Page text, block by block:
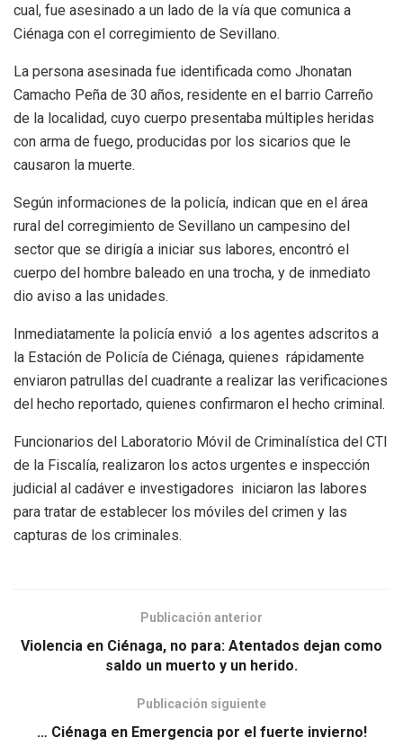
cual, fue asesinado a un lado de la vía que comunica a
Ciénaga con el corregimiento de Sevillano.
La persona asesinada fue identificada como Jhonatan
Camacho Peña de 30 años, residente en el barrio Carreño
de la localidad, cuyo cuerpo presentaba múltiples heridas
con arma de fuego, producidas por los sicarios que le
causaron la muerte.
Según informaciones de la policía, indican que en el área
rural del corregimiento de Sevillano un campesino del
sector que se dirigía a iniciar sus labores, encontró el
cuerpo del hombre baleado en una trocha, y de inmediato
dio aviso a las unidades.
Inmediatamente la policía envió a los agentes adscritos a
la Estación de Policía de Ciénaga, quienes rápidamente
enviaron patrullas del cuadrante a realizar las verificaciones
del hecho reportado, quienes confirmaron el hecho criminal.
Funcionarios del Laboratorio Móvil de Criminalística del CTI
de la Fiscalía, realizaron los actos urgentes e inspección
judicial al cadáver e investigadores iniciaron las labores
para tratar de establecer los móviles del crimen y las
capturas de los criminales.
Publicación anterior
Violencia en Ciénaga, no para: Atentados dejan como
saldo un muerto y un herido.
Publicación siguiente
… Ciénaga en Emergencia por el fuerte invierno!